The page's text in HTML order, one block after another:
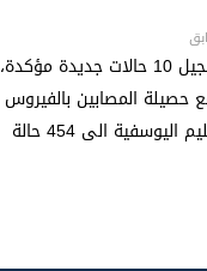
b
o
o
k
p
p
تسجيل 10 حالات جديدة مؤكدة،
حصيلة المصابين بالفيروس
اليوسفية الى 454 حالة